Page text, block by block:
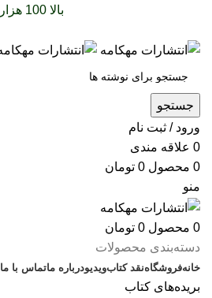
بالا 100 هزار تومان
جستجو
ورود / ثبت نام
0 علاقه مندی
0 محصول 0 تومان
منو
0 محصول 0 تومان
دسته‌بندی محصولات
خانهفروشگاهنقد کتابویدیودرباره‌ ماتماس با ما
بریده‌های کتاب